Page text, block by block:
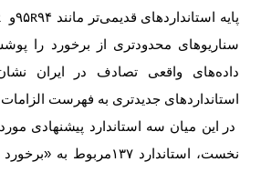
پایه استانداردهای قدیمی‌تر مانند ۹۴ و۹۵R
سناریوهای محدودتری از برخورد را
داده‌های واقعی تصادف در ایران
استانداردهای جدیدتری به فهرست
در این میان سه استاندارد پیشنهادی
نخست، استاندارد۱۳۷مربوط به «برخورد